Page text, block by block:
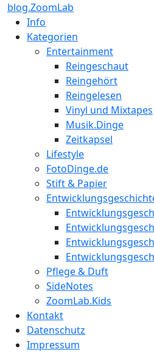
blog.ZoomLab
Info
Kategorien
Entertainment
Reingeschaut
Reingehört
Reingelesen
Vinyl und Mixtapes
Musik.Dinge
Zeitkapsel
Lifestyle
FotoDinge.de
Stift & Papier
Pflege & Duft
SideNotes
ZoomLab.Kids
Kontakt
Datenschutz
Impressum